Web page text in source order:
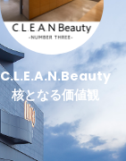
C.L.E.A.N.Beauty
核となる価値観